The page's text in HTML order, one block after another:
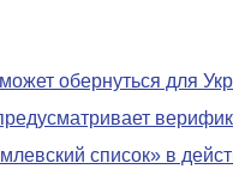
обернуться для
список» в